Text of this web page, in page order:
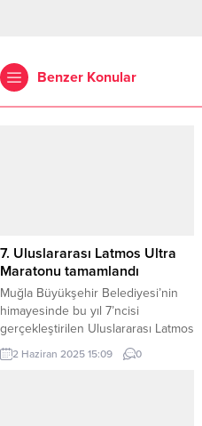
Benzer Konular
7. Uluslararası Latmos Ultra
Maratonu tamamlandı
Muğla Büyükşehir Belediyesi’nin
himayesinde bu yıl 7’ncisi
gerçekleştirilen Uluslararası Latmos
Ultra Maratonu, 30-31 Mayıs 2025
tarihlerinde Kapıkırı Köyü’nde
2 Haziran 2025 15:09 0